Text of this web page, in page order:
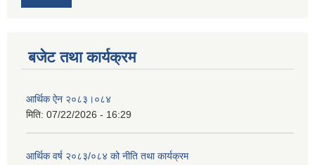
बजेट तथा कार्यक्रम
आर्थिक ऐन २०८३।०८४
मिति: 07/22/2026 - 16:29
आर्थिक वर्ष २०८३/०८४ को नीति तथा कार्यक्रम